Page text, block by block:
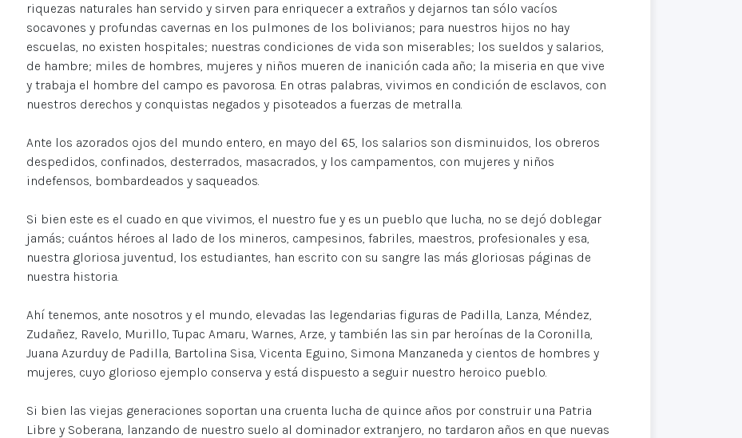
riquezas naturales han servido y sirven para enriquecer a extraños y dejarnos tan sólo vacíos
socavones y profundas cavernas en los pulmones de los bolivianos; para nuestros hijos no hay
escuelas, no existen hospitales; nuestras condiciones de vida son miserables; los sueldos y salarios,
de hambre; miles de hombres, mujeres y niños mueren de inanición cada año; la miseria en que vive
y trabaja el hombre del campo es pavorosa. En otras palabras, vivimos en condición de esclavos, con
nuestros derechos y conquistas negados y pisoteados a fuerzas de metralla.
Ante los azorados ojos del mundo entero, en mayo del 65, los salarios son disminuidos, los obreros
despedidos, confinados, desterrados, masacrados, y los campamentos, con mujeres y niños
indefensos, bombardeados y saqueados.
Si bien este es el cuado en que vivimos, el nuestro fue y es un pueblo que lucha, no se dejó doblegar
jamás; cuántos héroes al lado de los mineros, campesinos, fabriles, maestros, profesionales y esa,
nuestra gloriosa juventud, los estudiantes, han escrito con su sangre las más gloriosas páginas de
nuestra historia.
Ahí tenemos, ante nosotros y el mundo, elevadas las legendarias figuras de Padilla, Lanza, Méndez,
Zudañez, Ravelo, Murillo, Tupac Amaru, Warnes, Arze, y también las sin par heroínas de la Coronilla,
Juana Azurduy de Padilla, Bartolina Sisa, Vicenta Eguino, Simona Manzaneda y cientos de hombres y
mujeres, cuyo glorioso ejemplo conserva y está dispuesto a seguir nuestro heroico pueblo.
Si bien las viejas generaciones soportan una cruenta lucha de quince años por construir una Patria
Libre y Soberana, lanzando de nuestro suelo al dominador extranjero, no tardaron años en que nuevas